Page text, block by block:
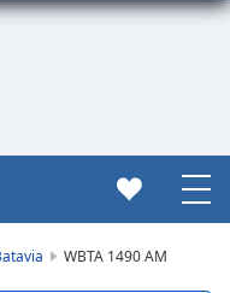
WBTA 1490 AM